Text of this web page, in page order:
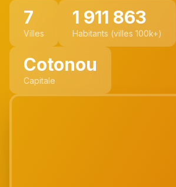
7
Villes
1 911 863
Habitants (villes 100k+)
Cotonou
Capitale